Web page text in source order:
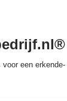
erkend
een erkende-